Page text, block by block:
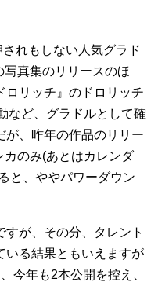
れもしない人気グラド
真集のリリースのほ
ロリッチ』のドロリッチ
など、グラドルとして確
が、昨年の作品のリリー
のみ(あとはカレンダ
と、ややパワーダウン
すが、その分、タレント
いる結果ともいえますが
今年も2本公開を控え、